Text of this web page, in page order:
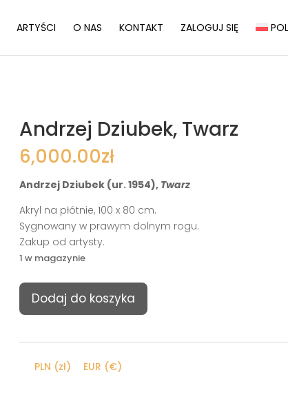
ARTYŚCI O NAS KONTAKT ZALOGUJ SIĘ
Andrzej Dziubek, Twarz
6,000.00zł
Andrzej Dziubek (ur. 1954), Twarz
Akryl na płótnie, 100 x 80 cm.
Sygnowany w prawym dolnym rogu.
Zakup od artysty.
1 w magazynie
ilość
Andrzej
Dodaj do koszyka
PLN (zł) EUR (€)